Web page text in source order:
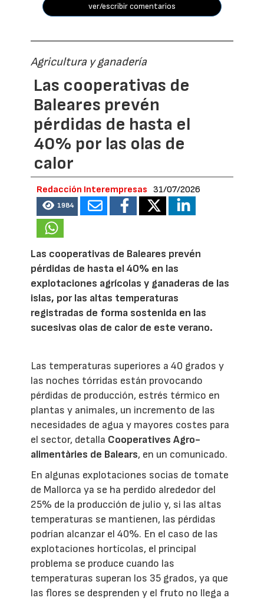
ver/escribir comentarios
Agricultura y ganadería
Las cooperativas de
Baleares prevén
pérdidas de hasta el
40% por las olas de
calor
Redacción Interempresas 31/07/2026
1984
Las cooperativas de Baleares prevén
pérdidas de hasta el 40% en las
explotaciones agrícolas y ganaderas de las
islas, por las altas temperaturas
registradas de forma sostenida en las
sucesivas olas de calor de este verano.
Las temperaturas superiores a 40 grados y
las noches tórridas están provocando
pérdidas de producción, estrés térmico en
plantas y animales, un incremento de las
necesidades de agua y mayores costes para
el sector, detalla Cooperatives Agro-
alimentàries de Balears, en un comunicado.
En algunas explotaciones socias de tomate
de Mallorca ya se ha perdido alrededor del
25% de la producción de julio y, si las altas
temperaturas se mantienen, las pérdidas
podrían alcanzar el 40%. En el caso de las
explotaciones hortícolas, el principal
problema se produce cuando las
temperaturas superan los 35 grados, ya que
las flores se desprenden y el fruto no llega a